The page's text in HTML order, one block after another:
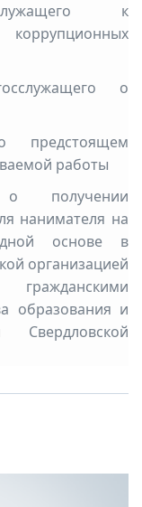
служащего к
о
предстоящем
работы
получении
нанимателя на
основе в
организацией
образования и
Свердловской